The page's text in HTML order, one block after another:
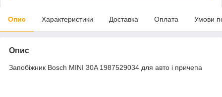
Опис Характеристики Доставка Оплата Умови
Опис
Запобіжник Bosch MINI 30A 1987529034 для авто і причепа